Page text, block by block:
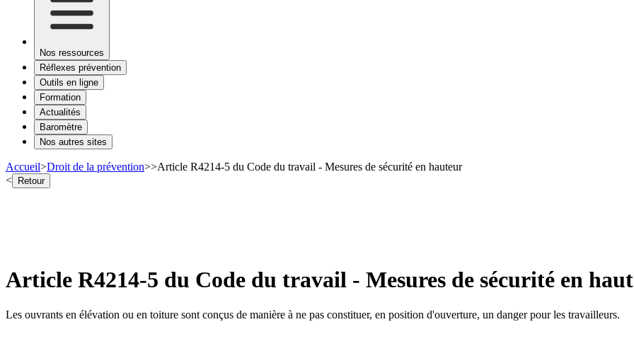
Nos ressources
Réflexes prévention
Outils en ligne
Formation
Actualités
Baromètre
Nos autres sites
Accueil>Droit de la prévention>>Article R4214-5 du Code du travail - Mesures de sécurité en hauteur
< Retour
Article R4214-5 du Code du travail - Mesures de sécurité en
Les ouvrants en élévation ou en toiture sont conçus de manière à ne pas constituer, en position d'ouverture, un danger pour les travailleurs.